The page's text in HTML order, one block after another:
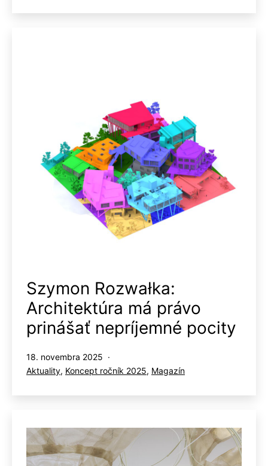
Szymon Rozwałka:
Architektúra má právo
prinášať nepríjemné pocity
Publikované
18. novembra 2025
Kategorizované
Aktuality, Koncept ročník 2025, Magazín